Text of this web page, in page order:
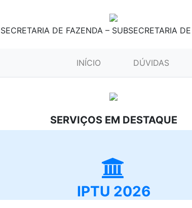
SECRETARIA DE FAZENDA – SUBSECRETARIA
INÍCIO (CURRENT)DÚVIDAS
SERVIÇOS EM DESTAQUE
IPTU 2026